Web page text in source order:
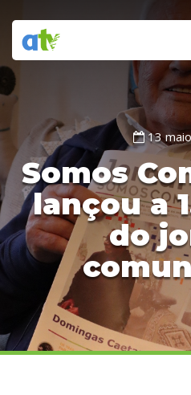
13
Somos
lançou a
do